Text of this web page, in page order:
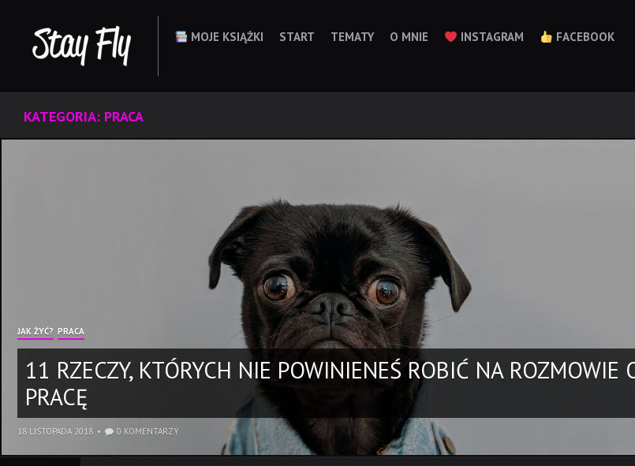
content
MOJE KSIĄŻKI START TEMATY O MNIE INSTAGRAM FACEBOOK
KATEGORIA: PRACA
JAK ŻYĆ? PRACA
11 RZECZY, KTÓRYCH NIE POWINIENEŚ ROBIĆ NA ROZMOWIE
PRACĘ
18 LISTOPADA 2018 0 KOMENTARZY